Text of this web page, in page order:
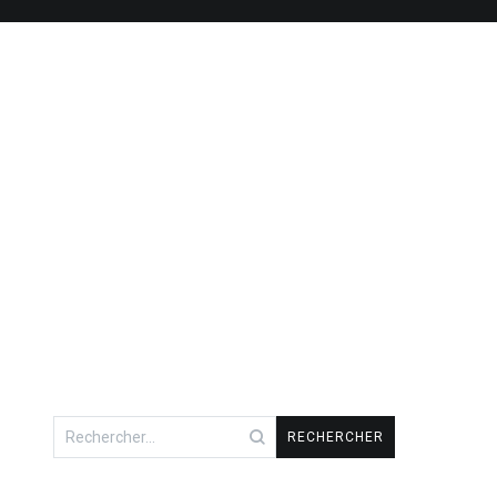
Rechercher :